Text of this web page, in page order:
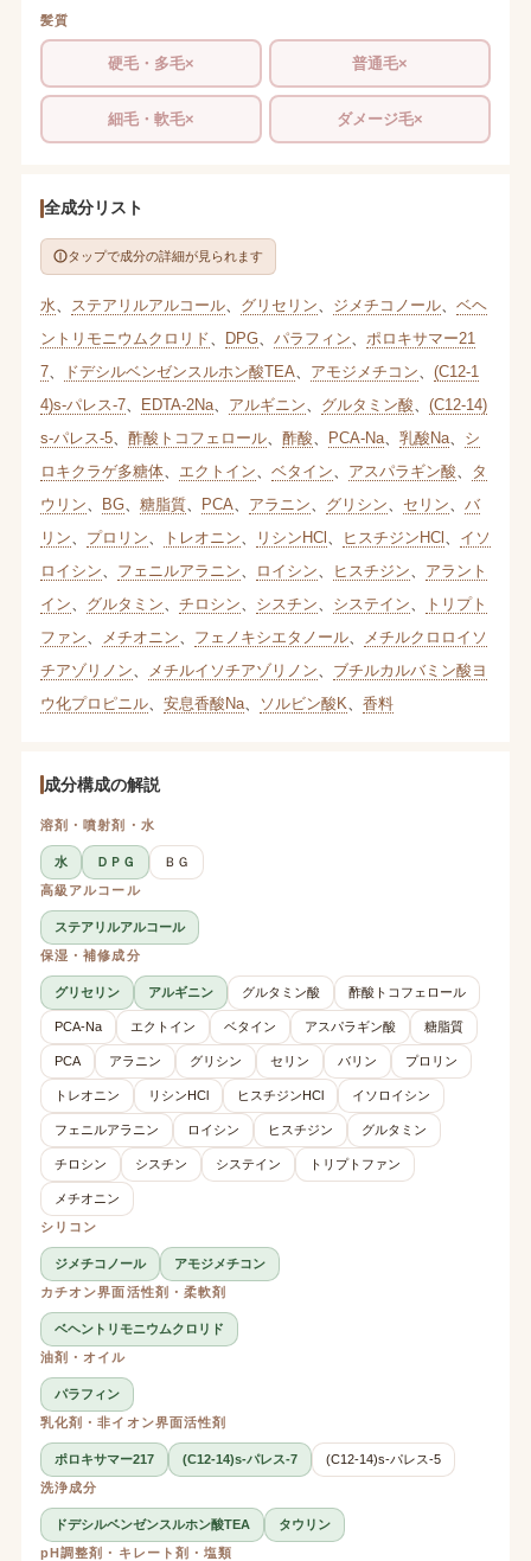
髪質
硬毛・多毛× 普通毛×
細毛・軟毛× ダメージ毛×
全成分リスト
タップで成分の詳細が見られます
水 ステアリルアルコール、 グリセリン ジメチコノール、 ベヘ
ントリモニウムクロリド
DPG、 パラフィン
ポロキサマー21
7、 ドデシルベンゼンスルホン酸TEA アモジメチコン
(C12-1
4)s-パレス-7、 EDTA-2Na、 アルギニン グルタミン酸
(C12-14)
s-パレス-5、 酢酸トコフェロール、 酢酸 PCA-Na、 乳酸Na、 シ
ロキクラゲ多糖体、 エクトイン ベタイン アスパラギン酸
タ
ウリン
BG、 糖脂質、 PCA アラニン グリシン セリン
バ
リン
プロリン トレオニン リシンHCl ヒスチジンHCl
イソ
ロイシン
フェニルアラニン ロイシン ヒスチジン
アラント
イン
グルタミン チロシン シスチン システイン
トリプト
ファン
メチオニン フェノキシエタノール、
メチルクロロイソ
チアゾリノン
メチルイソチアゾリノン
ブチルカルバミン酸ヨ
ウ化プロピニル、 安息香酸Na、 ソルビン酸K 香料
成分構成の解説
溶剤・噴射剤・水
水 ＤＰＧ
ＢＧ
高級アルコール
ステアリルアルコール
保湿・補修成分
グリセリン アルギニン グルタミン酸 酢酸トコフェロール
PCA-Na エクトイン ベタイン アスパラギン酸 糖脂質
PCA アラニン グリシン セリン バリン プロリン
トレオニン リシンHCl ヒスチジンHCl イソロイシン
フェニルアラニン ロイシン ヒスチジン グルタミン
チロシン シスチン システイン トリプトファン
メチオニン
シリコン
ジメチコノール
アモジメチコン
カチオン界面活性剤・柔軟剤
ベヘントリモニウムクロリド
油剤・オイル
パラフィン
乳化剤・非イオン界面活性剤
ポロキサマー217 (C12-14)s-パレス-7
(C12-14)s-パレス-5
洗浄成分
ドデシルベンゼンスルホン酸TEA
タウリン
pH調整剤・キレート剤・塩類